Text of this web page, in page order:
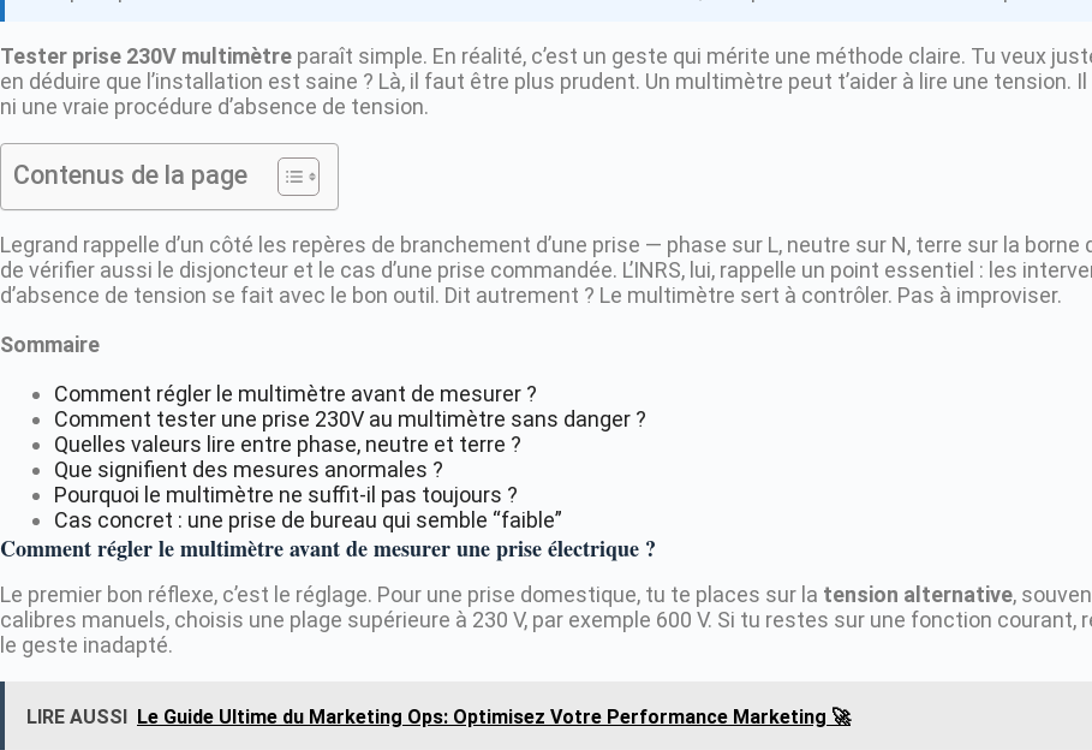
Tester prise 230V multimètre paraît simple. En réalité, c’est un geste qui mérite une méthode claire. Tu veux
en déduire que l’installation est saine ? Là, il faut être plus prudent. Un multimètre peut t’aider à lire une tension.
ni une vraie procédure d’absence de tension.
Contenus de la page
Legrand rappelle d’un côté les repères de branchement d’une prise — phase sur L, neutre sur N, terre sur la
de vérifier aussi le disjoncteur et le cas d’une prise commandée. L’INRS, lui, rappelle un point essentiel : les
d’absence de tension se fait avec le bon outil. Dit autrement ? Le multimètre sert à contrôler. Pas à improviser.
Sommaire
Comment régler le multimètre avant de mesurer ?
Comment tester une prise 230V au multimètre sans danger ?
Quelles valeurs lire entre phase, neutre et terre ?
Que signifient des mesures anormales ?
Pourquoi le multimètre ne suffit-il pas toujours ?
Cas concret : une prise de bureau qui semble “faible”
Comment régler le multimètre avant de mesurer une prise électrique ?
Le premier bon réflexe, c’est le réglage. Pour une prise domestique, tu te places sur la tension alternative,
calibres manuels, choisis une plage supérieure à 230 V, par exemple 600 V. Si tu restes sur une fonction
le geste inadapté.
LIRE AUSSI Le Guide Ultime du Marketing Ops: Optimisez Votre Performance Marketing 🚀